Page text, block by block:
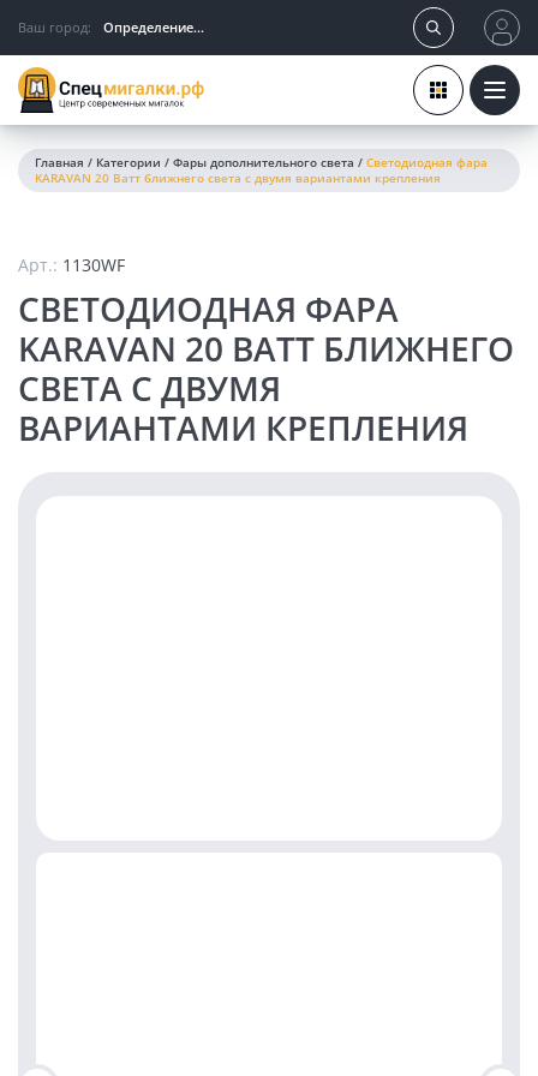
Ваш город: Определение...
Главная / Категории / Фары дополнительного света / Светодиодная фара
KARAVAN 20 Ватт ближнего света с двумя вариантами крепления
Арт.: 1130WF
СВЕТОДИОДНАЯ ФАРА
KARAVAN 20 ВАТТ БЛИЖНЕГО
СВЕТА С ДВУМЯ
ВАРИАНТАМИ КРЕПЛЕНИЯ